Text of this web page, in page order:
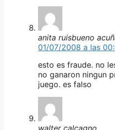
anita ruisbueno
01/07/2008 a las
esto es fraude. no
no ganaron ningun
juego. es falso
walter calcagno